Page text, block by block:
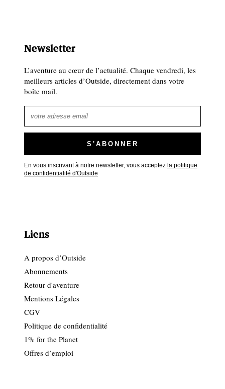
Newsletter
L’aventure au cœur de l’actualité. Chaque vendredi, les
meilleurs articles d’Outside, directement dans votre
boîte mail.
En vous inscrivant à notre newsletter, vous acceptez la politique
de confidentialité d'Outside
Liens
A propos d’Outside
Abonnements
Retour d'aventure
Mentions Légales
CGV
Politique de confidentialité
1% for the Planet
Offres d’emploi